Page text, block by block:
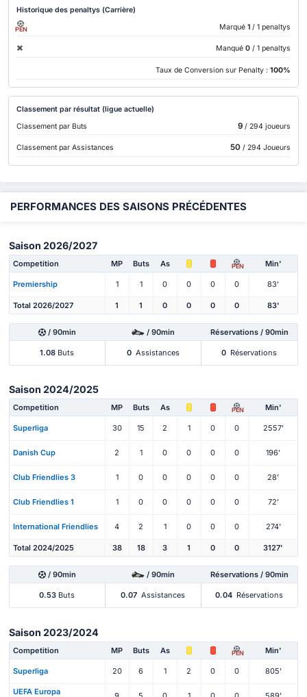
Historique des penaltys (Carrière)
PEN Marqué 1 / 1 penaltys
Manqué 0 / 1 penaltys
Taux de Conversion sur Penalty : 100%
Classement par résultat (ligue actuelle)
Classement par Buts
9/ 294 joueurs
Classement par Assistances 50 / 294 Joueurs
PERFORMANCES DES SAISONS PRÉCÉDENTES
Saison 2026/2027
Competition MP Buts As PEN Min'
Premiership 1 1 0 0 0 0 83'
Total 2026/2027 1 1 0 0 0 0 83'
/ 90min / 90min Réservations / 90min
1.08 Buts 0 Assistances 0 Réservations
Saison 2024/2025
Competition MP Buts As PEN Min'
Superliga 30 15 2 1 0 0 2557'
Danish Cup 2 1 0 0 0 0 196'
Club Friendlies 3 1 0 0 0 0 0 28'
Club Friendlies 1 1 0 0 0 0 0 72'
International Friendlies 4 2 1 0 0 0 274'
Total 2024/2025 38 18 3 1 0 0 3127'
/ 90min / 90min Réservations / 90min
0.53 Buts 0.07 Assistances 0.04 Réservations
Saison 2023/2024
Competition MP Buts As PEN Min'
Superliga 20 6 1 2 0 0 805'
UEFA Europa